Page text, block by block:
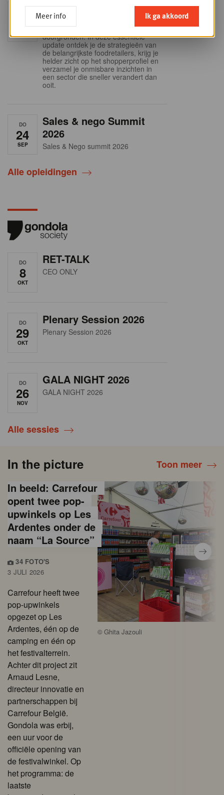
15
Into Retail - Sold out
Mis deze unieke kans niet om het
Belgische retaillandschap volledig te
doorgronden. In deze essentiële
update ontdek je de strategieën van
de belangrijkste foodretailers, krijg je
helder zicht op het shopperprofiel en
verzamel je onmisbare inzichten in
een sector die sneller verandert dan
ooit.
DO
24
SEP
Sales & nego Summit
2026
Sales & Nego summit 2026
Alle opleidingen
DO
8
OKT
RET-TALK
CEO ONLY
DO
29
OKT
Plenary Session 2026
Plenary Session 2026
DO
26
NOV
GALA NIGHT 2026
GALA NIGHT 2026
Alle sessies
In the picture Toon meer
In beeld: Carrefour
opent twee pop-
upwinkels op Les
Ardentes onder de
naam “La Source”
34 FOTO'S
3 JULI 2026
Carrefour heeft twee
pop-upwinkels
opgezet op Les
Ardentes, één op de
camping en één op
het festivalterrein.
Achter dit project zit
Arnaud Lesne,
directeur innovatie en
partnerschappen bij
Carrefour België.
Gondola was erbij,
een uur voor de
officiële opening van
de festivalwinkel. Op
het programma: de
laatste
©Ghita Jazouli
Meer info Ik ga akkoord